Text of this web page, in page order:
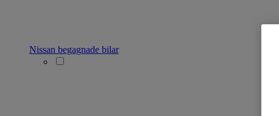
Nissan begagnade bilar